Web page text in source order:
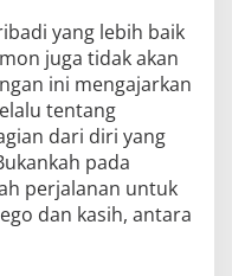
yang lebih baik
juga tidak akan
ini mengajarkan
tentang
dari diri yang
pada
perjalanan untuk
dan kasih, antara